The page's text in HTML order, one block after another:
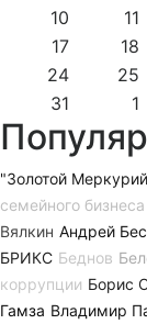
10
11
17
18
24
25
31
1
"Золотой
семейного бизнеса
Вялкин Андрей
БРИКС Беднов
коррупции Борис
Гамза Владимир